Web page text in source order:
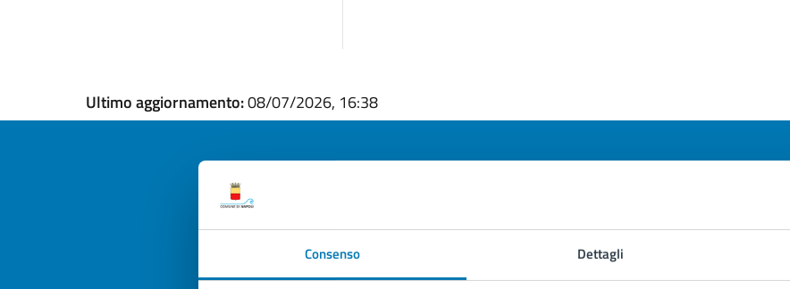
Consenso Dettagli
Ultimo aggiornamento:08/07/2026, 16:38
Quanto sono chiare le informazioni su questa
pagina?